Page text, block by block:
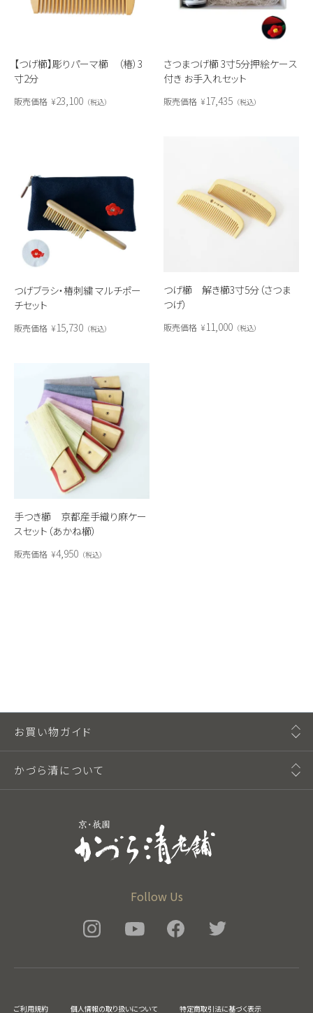
【つげ櫛】彫りパーマ櫛 （椿）3
寸2分
販売価格 ¥23,100 税込
さつまつげ櫛 3寸5分押絵ケース
付き お手入れセット
販売価格 ¥17,435 税込
つげブラシ・椿刺繍 マルチポー
チセット
販売価格 ¥15,730 税込
つげ櫛 解き櫛3寸5分（さつま
つげ）
販売価格 ¥11,000 税込
手つき櫛 京都産手織り麻ケー
スセット（あかね櫛）
販売価格 ¥4,950 税込
Follow Us
お買い物ガイド
かづら清について
ご利用規約 個人情報の取り扱いについて 特定商取引法に基づく表示